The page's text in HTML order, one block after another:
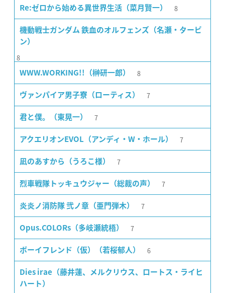
Re:ゼロから始める異世界生活（菜月賢一） 8
機動戦士ガンダム 鉄血のオルフェンズ（名瀬・タービ
ン）
8
WWW.WORKING!!（榊研一郎） 8
ヴァンパイア男子寮（ローティス） 7
君と僕。（東晃一） 7
アクエリオンEVOL（アンディ・W・ホール） 7
凪のあすから（うろこ様） 7
烈車戦隊トッキュウジャー（総裁の声） 7
炎炎ノ消防隊 弐ノ章（亜門弾木） 7
Opus.COLORs（多岐瀬統梧） 7
ボーイフレンド（仮）（若桜郁人） 6
Dies irae（藤井蓮、メルクリウス、ロートス・ライヒ
ハート）